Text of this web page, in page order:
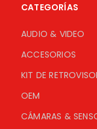
CATEGORÍAS
AUDIO & VIDEO
ACCESORIOS
KIT DE
OEM
CÁMARAS &